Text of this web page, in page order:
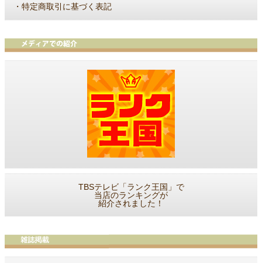
・ 特定商取引に基づく表記
TBSテレビ「ランク王国」で
当店のランキングが
紹介されました！